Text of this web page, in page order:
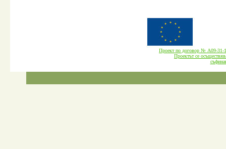
Проект по договор № А09-
Проектът се